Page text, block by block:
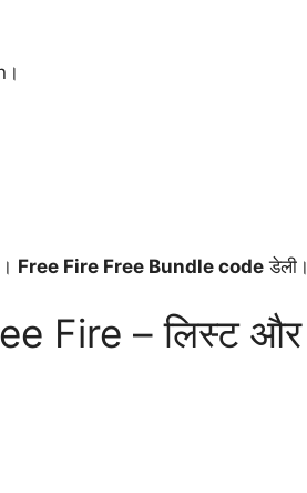
Free Fire Free Bundle code डेली।
Fire – लिस्ट और